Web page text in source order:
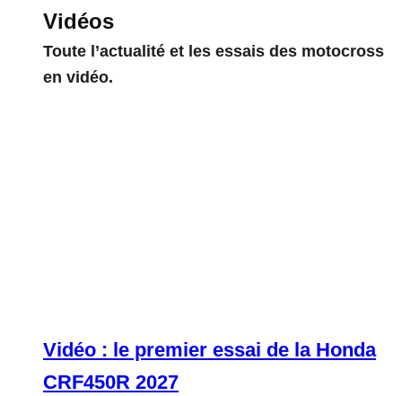
Vidéos
Toute l’actualité et les essais des motocross
en vidéo.
Vidéo : le premier essai de la Honda
CRF450R 2027